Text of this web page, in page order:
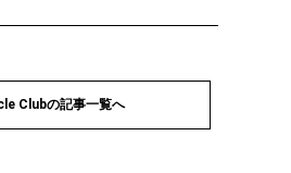
Clubの記事一覧へ